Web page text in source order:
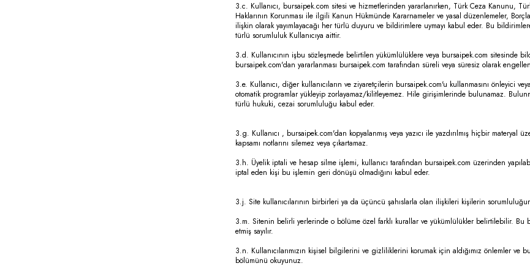
3.c. Kullanıcı, bursaipek.com sitesi ve hizmetlerinden yararlanırken, Türk Ceza Kanunu,
Haklarının Korunması ile ilgili Kanun Hükmünde Kararnameler ve yasal düzenlemeler,
ilişkin olarak yayımlayacağı her türlü duyuru ve bildirimlere uymayı kabul eder. Bu
türlü sorumluluk Kullanıcıya aittir.
3.d. Kullanıcının işbu sözleşmede belirtilen yükümlülüklere veya bursaipek.com sitesinde
bursaipek.com'dan yararlanması bursaipek.com tarafından süreli veya süresiz olarak
3.e. Kullanıcı, diğer kullanıcıların ve ziyaretçilerin bursaipek.com'u kullanmasını önleyici
otomatik programlar yükleyip zorlayamaz/kilitleyemez. Hile girişimlerinde bulunamaz.
türlü hukuki, cezai sorumluluğu kabul eder.
3.g. Kullanıcı , bursaipek.com'dan kopyalanmış veya yazıcı ile yazdırılmış hiçbir
kapsamı notlarını silemez veya çıkartamaz.
3.h. Üyelik iptali ve hesap silme işlemi, kullanıcı tarafından bursaipek.com üzerinden
iptal eden kişi bu işlemin geri dönüşü olmadığını kabul eder.
3.j. Site kullanıcılarının birbirleri ya da üçüncü şahıslarla olan ilişkileri kişilerin
3.m. Sitenin belirli yerlerinde o bölüme özel farklı kurallar ve yükümlülükler belirtilebilir.
etmiş sayılır.
3.n. Kullanıcılarımızın kişisel bilgilerini ve gizliliklerini korumak için aldığımız önlemler ve
bölümünü okuyunuz.